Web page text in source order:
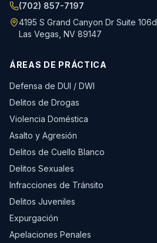
(702) 857-7197
4195 S Grand Canyon Dr Suite 106d
Las Vegas, NV 89147
ÁREAS DE PRÁCTICA
Defensa de DUI / DWI
Delitos de Drogas
Violencia Doméstica
Asalto y Agresión
Delitos de Cuello Blanco
Delitos Sexuales
Infracciones de Tránsito
Delitos Juveniles
Expurgación
Apelaciones Penales